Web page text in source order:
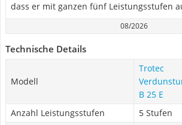
dass er mit ganzen fünf Leistungsstufen
08/2026
Technische Details
Modell
Trotec
B 25 E
Anzahl Leistungsstufen
5 Stufen